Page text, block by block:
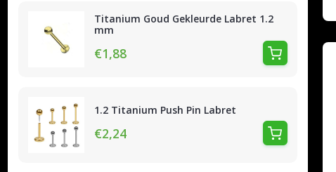
Titanium Goud Gekleurde Labret 1.2
mm
€1,88
1.2 Titanium Push Pin Labret
€2,24